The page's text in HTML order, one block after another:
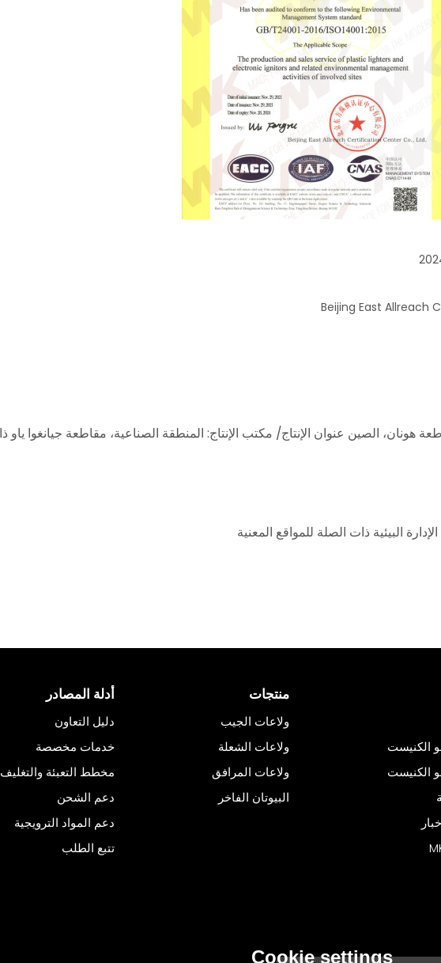
Beijing East Allreach
البيئية ذات الصلة للمواقع المعنية
الكنيست
الكنيست
منتجات
ولاعات الجيب
ولاعات الشعلة
ولاعات المرافق
البيوتان الفاخر
أدلة المصادر
دليل التعاون
خدمات مخصصة
مخطط التعبئة والتغليف
دعم الشحن
دعم المواد الترويجية
تتبع الطلب
Cookie settings